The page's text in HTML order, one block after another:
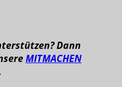
Dann
MITMACHEN